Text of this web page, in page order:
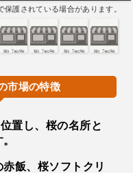
保護されている場合があります。
市場の特徴
置し、桜の名所と
飯、桜ソフトクリ